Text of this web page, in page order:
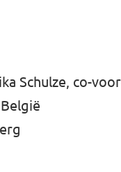
Schulze, co-